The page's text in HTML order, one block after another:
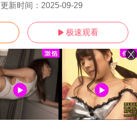
更新时间： 2025-09-29
 极速观看